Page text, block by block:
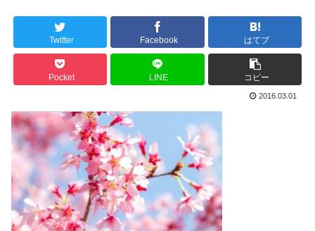
Twitter Facebook はてブ
Pocket LINE コピー
2016.03.01